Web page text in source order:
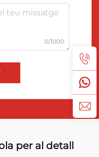
0/1000
per al detall